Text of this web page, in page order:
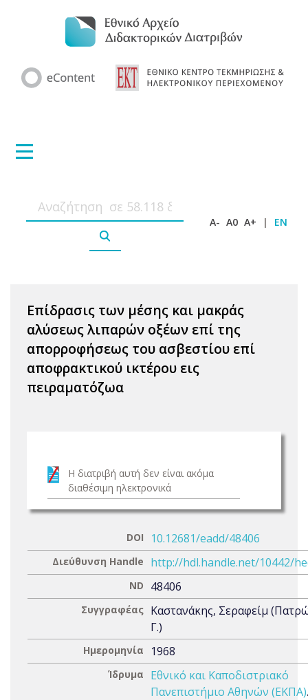
A- A0 A+ | EN
Επίδρασις των μέσης και μακράς
αλύσεως λιπαρών οξέων επί της
απορροφήσεως του ασβεστίου επί
αποφρακτικού ικτέρου εις
πειραματόζωα
Η διατριβή αυτή δεν είναι ακόμα
διαθέσιμη ηλεκτρονικά
DOI 10.12681/eadd/48406
Διεύθυνση Handle http://hdl.handle.net/10442/
ND 48406
Συγγραφέας Καστανάκης, Σεραφείμ
Γ.)
Ημερομηνία 1968
Ίδρυμα
Εθνικό και Καποδιστριακό
Πανεπιστήμιο Αθηνών (ΕΚΠΑ)